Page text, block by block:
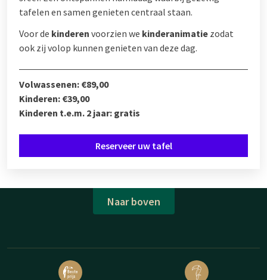
tafelen en samen genieten centraal staan.
Voor de kinderen voorzien we kinderanimatie zodat
ook zij volop kunnen genieten van deze dag.
Volwassenen: €89,00
Kinderen: €39,00
Kinderen t.e.m. 2 jaar: gratis
Reserveer uw tafel
Naar boven